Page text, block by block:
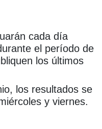
cada día
el período de
los últimos
los resultados se
y viernes.